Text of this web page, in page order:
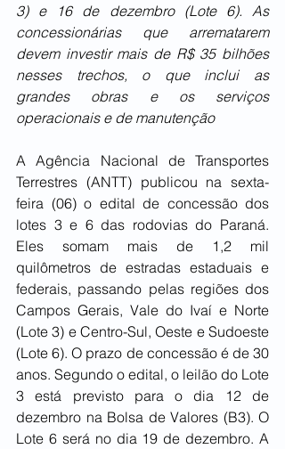
3) e 16 de dezembro (Lote 6). As
concessionárias que arrematarem
devem investir mais de R$ 35 bilhões
nesses trechos, o que inclui as
grandes obras e os serviços
operacionais e de manutenção
A Agência Nacional de Transportes
Terrestres (ANTT) publicou na sexta-
feira (06) o edital de concessão dos
lotes 3 e 6 das rodovias do Paraná.
Eles somam mais de 1,2 mil
quilômetros de estradas estaduais e
federais, passando pelas regiões dos
Campos Gerais, Vale do Ivaí e Norte
(Lote 3) e Centro-Sul, Oeste e Sudoeste
(Lote 6). O prazo de concessão é de 30
anos. Segundo o edital, o leilão do Lote
3 está previsto para o dia 12 de
dezembro na Bolsa de Valores (B3). O
Lote 6 será no dia 19 de dezembro. A